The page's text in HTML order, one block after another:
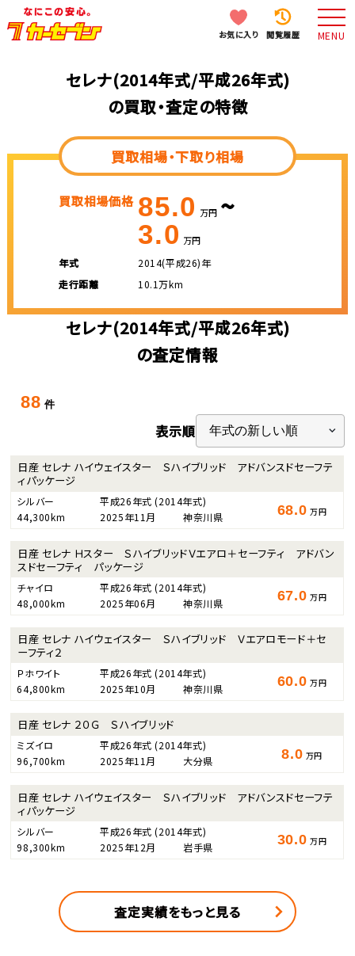
お気に入り 閲覧履歴 MENU
セレナ(2014年式/平成26年式)
の買取・査定の特徴
買取相場・下取り相場
買取相場価格 85.0 万円 ~
3.0 万円
年式
2014(平成26)年
走行距離
10.1万km
セレナ(2014年式/平成26年式)
の査定情報
88 件
表示順
日産 セレナ ハイウェイスター Ｓハイブリッド アドバンスドセーフテ
ィパッケージ
シルバー 平成26年式(2014年式)
44,300km
2025年11月 神奈川県 68.0 万円
日産 セレナ Ｈスター ＳハイブリッドＶエアロ＋セーフティ アドバン
スドセーフティ パッケージ
チャイロ 平成26年式(2014年式)
48,000km
2025年06月 神奈川県 67.0 万円
日産 セレナ ハイウェイスター Ｓハイブリッド Ｖエアロモード＋セ
ーフティ２
Ｐホワイト 平成26年式(2014年式)
64,800km
2025年10月 神奈川県 60.0 万円
日産 セレナ ２０Ｇ Ｓハイブリッド
ミズイロ 平成26年式(2014年式)
96,700km
2025年11月 大分県 8.0 万円
日産 セレナ ハイウェイスター Ｓハイブリッド アドバンスドセーフテ
ィパッケージ
シルバー 平成26年式(2014年式)
98,300km
2025年12月 岩手県 30.0 万円
査定実績をもっと見る